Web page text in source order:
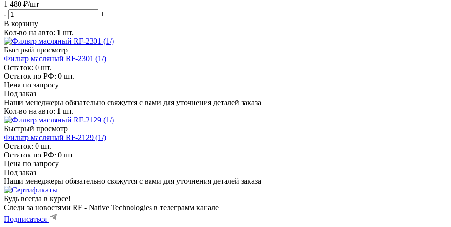
1 480 ₽/шт
-
+
В корзину
Кол-во на авто: 1 шт.
Быстрый просмотр
Фильтр масляный RF-2301 (1/)
Остаток: 0 шт.
Остаток по РФ: 0 шт.
Цена по запросу
Под заказ
Наши менеджеры обязательно свяжутся с вами для уточнения деталей заказа
Кол-во на авто: 1 шт.
Быстрый просмотр
Фильтр масляный RF-2129 (1/)
Остаток: 0 шт.
Остаток по РФ: 0 шт.
Цена по запросу
Под заказ
Наши менеджеры обязательно свяжутся с вами для уточнения деталей заказа
Будь всегда в курсе!
Следи за новостями RF - Native Technologies в телеграмм канале
Подписаться